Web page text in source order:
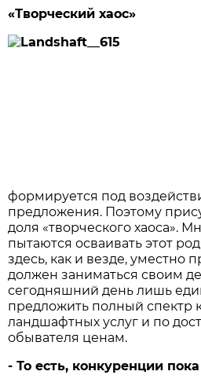
«Творческий хаос»
формируется под
предложения. Поэтому
доля «творческого хаоса».
пытаются осваивать этот
здесь, как и везде, уместно
должен заниматься своим
сегодняшний день лишь
предложить полный спектр
ландшафтных услуг и по
обывателя ценам.
- То есть, конкуренции